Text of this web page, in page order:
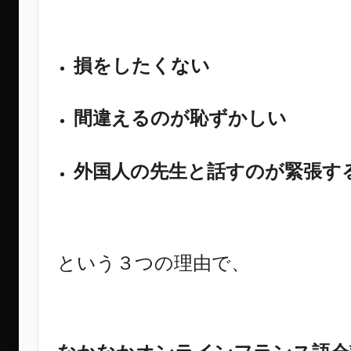
損をしたくない
間違えるのが恥ずかしい
外国人の先生と話すのが緊張す
という３つの理由で、